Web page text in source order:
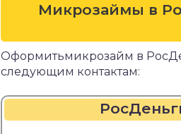
Микрозаймы в
Оформитьмикрозайм в
следующим контактам: